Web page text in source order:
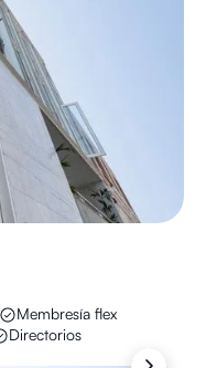
Membresía flex
Directorios